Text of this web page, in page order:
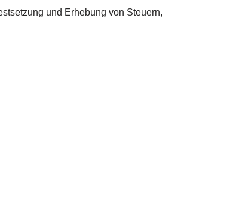
und Erhebung von Steuern,